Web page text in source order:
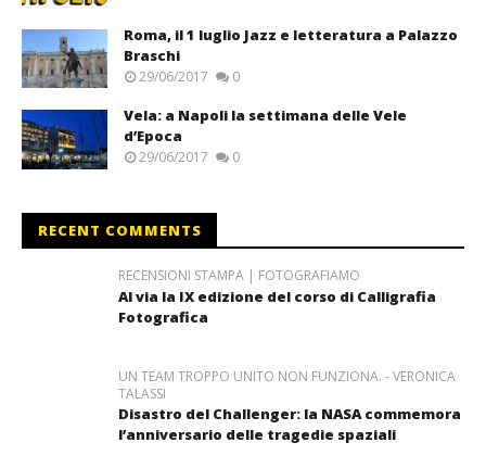
Roma, il 1 luglio Jazz e letteratura a Palazzo
Braschi
29/06/2017 0
Vela: a Napoli la settimana delle Vele
d’Epoca
29/06/2017 0
RECENT COMMENTS
RECENSIONI STAMPA | FOTOGRAFIAMO
Al via la IX edizione del corso di Calligrafia
Fotografica
UN TEAM TROPPO UNITO NON FUNZIONA. - VERONICA
TALASSI
Disastro del Challenger: la NASA commemora
l’anniversario delle tragedie spaziali